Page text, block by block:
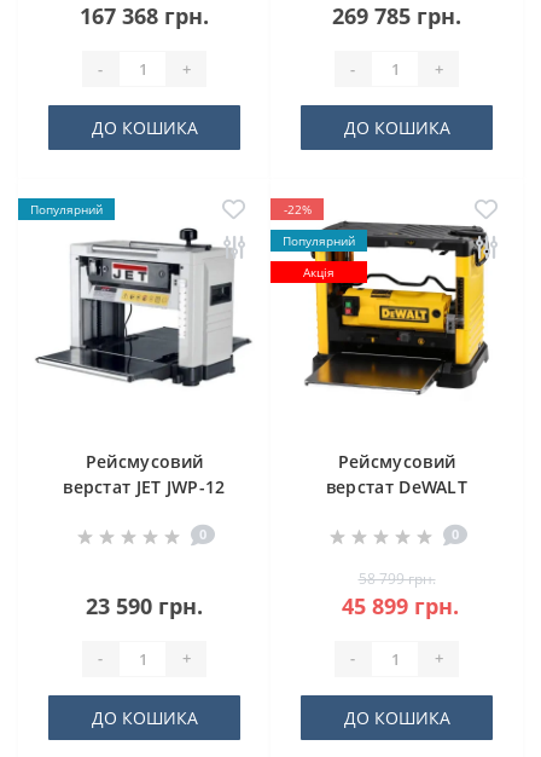
167 368 грн.
- +
ДО КОШИКА
269 785 грн.
- +
ДО КОШИКА
Популярний
Рейсмусовий
верстат JET JWP-12
0
23 590 грн.
- +
ДО КОШИКА
-22%
Популярний
Акція
Рейсмусовий
верстат DeWALT
0
58 799 грн.
45 899 грн.
- +
ДО КОШИКА